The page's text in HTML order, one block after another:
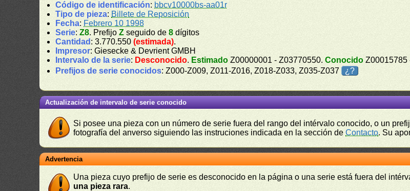
Código de identificación: bbcv10000bs-aa01r
Tipo de pieza: Billete de Reposición
Fecha: Febrero 10 1998
Serie:Z8. PrefijoZ seguido de8 dígitos
Cantidad : 3.770.550(estimada).
Impresor: Giesecke & Devrient GMBH
Intervalo de la serie: Desconocido. Estimado Z00000001 - Z03770550.Conocido Z00015785
Prefijos de serie conocidos: Z000-Z009, Z011-Z016, Z018-Z033, Z035-Z037 ¿?
Actualización de intervalo de serie conocido
Si posee una pieza con un número de serie fuera del rango del intérvalo conocido, o un
fotografía del anverso siguiendo las instruciones indicada en la sección deContacto. Su
Advertencia
Una pieza cuyo prefijo de serie es desconocido en la página o una serie está fuera del
una pieza rara.